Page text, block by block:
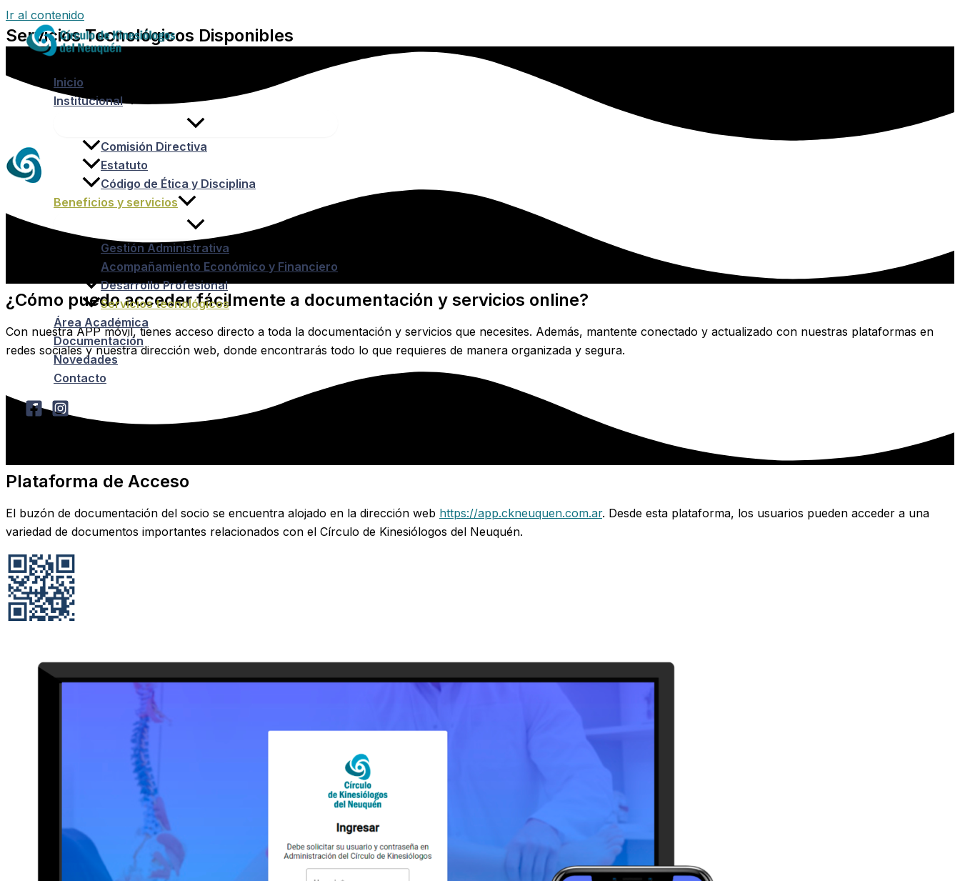
Ir al contenido
Inicio
Institucional
Comisión Directiva
Estatuto
Código de Ética y Disciplina
Beneficios y servicios
Gestión Administrativa
Acompañamiento Económico y Financiero
Desarrollo Profesional
Servicios tecnológicos
Área Académica
Documentación
Novedades
Contacto
Servicios Tecnológicos Disponibles
¿Cómo puedo acceder fácilmente a documentación y servicios online?
Con nuestra APP móvil, tienes acceso directo a toda la documentación y servicios que necesites. Además, mantente conectado y actualizado con nuestras plataformas en
redes sociales y nuestra dirección web, donde encontrarás todo lo que requieres de manera organizada y segura.
Plataforma de Acceso
El buzón de documentación del socio se encuentra alojado en la dirección web https://app.ckneuquen.com.ar. Desde esta plataforma, los usuarios pueden acceder a una
variedad de documentos importantes relacionados con el Círculo de Kinesiólogos del Neuquén.